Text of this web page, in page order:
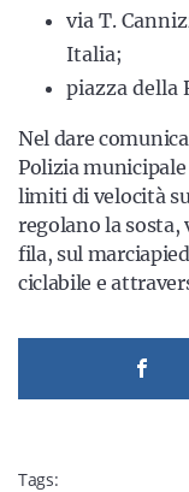
via T.
Italia;
piazza della
Nel dare
Polizia
limiti di velocità
regolano la
fila, sul
ciclabile e
Tags: